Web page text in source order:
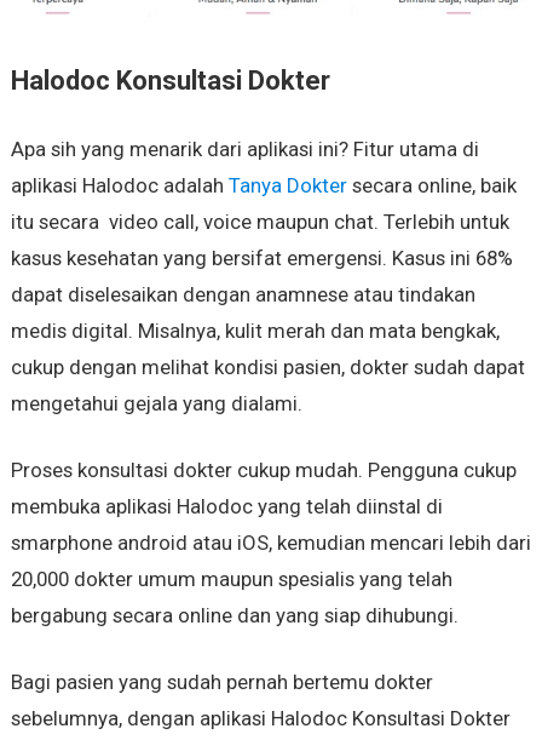
Halodoc Konsultasi Dokter
Apa sih yang menarik dari aplikasi ini? Fitur utama di
aplikasi Halodocadalah Tanya Doktersecara online, baik
itu secara video call, voice maupun chat. Terlebih untuk
kasus kesehatan yang bersifat emergensi. Kasus ini 68%
dapat diselesaikan dengan anamneseatau tindakan
medis digital. Misalnya, kulit merah dan mata bengkak,
cukup dengan melihat kondisi pasien, dokter sudah dapat
mengetahui gejala yang dialami.
Proses konsultasi dokter cukup mudah. Pengguna cukup
membuka aplikasi Halodoc yang telah diinstal di
smarphone android atau iOS, kemudian mencari lebih dari
20,000 dokter umum maupun spesialis yang telah
bergabung secara online dan yang siap dihubungi.
Bagi pasien yang sudah pernah bertemu dokter
sebelumnya, dengan aplikasi Halodoc Konsultasi Dokter